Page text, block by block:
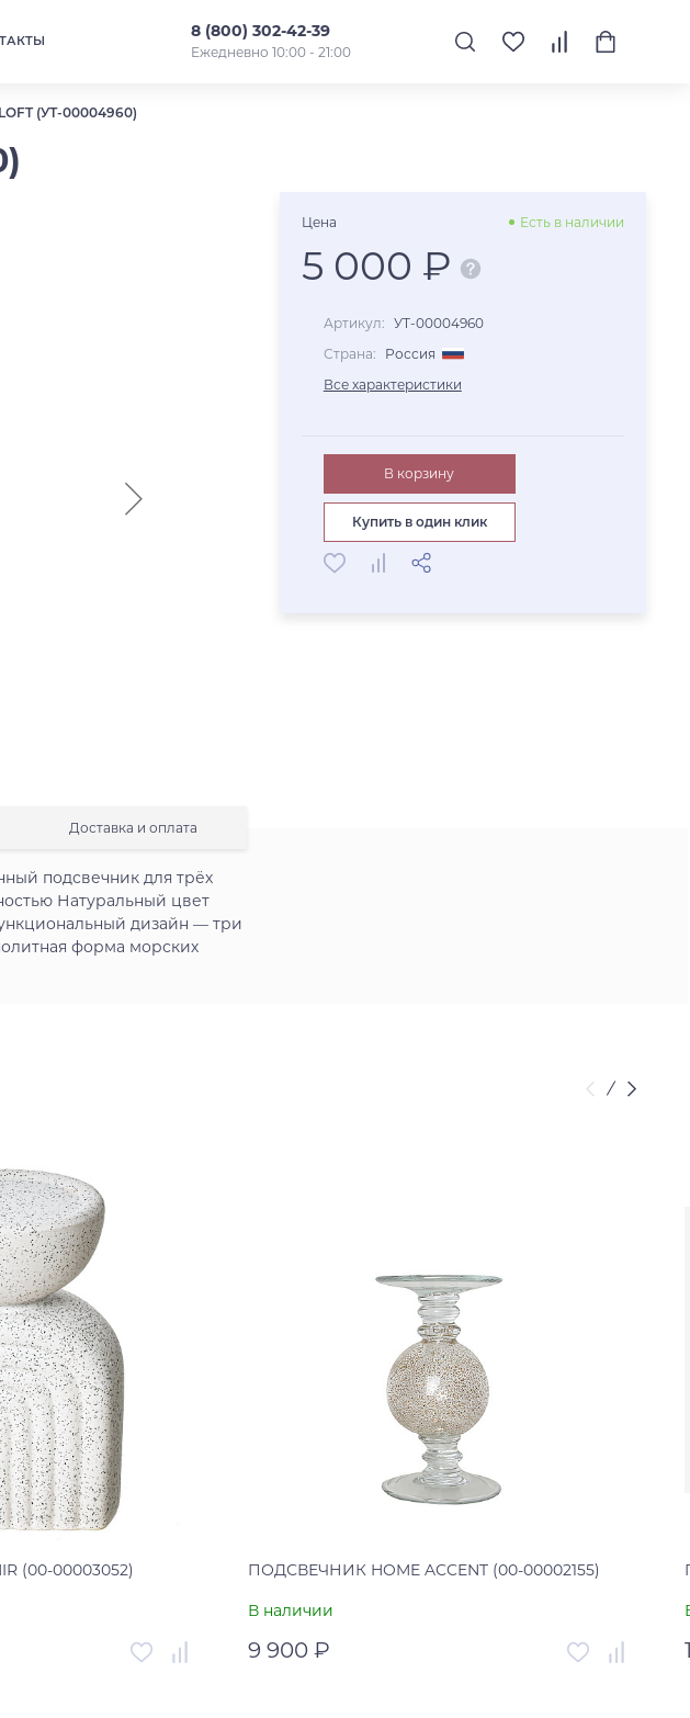
8 (800) 302-42-39
Ежедневно 10:00 - 21:00
(УТ-00004960)
Доставка и оплата
подсвечник для трёх
Натуральный цвет
дизайн — три
форма морских
Цена Есть в наличии
5 000 ₽
Артикул: УТ-00004960
Страна:
Россия
Все характеристики
В корзину
Купить в один клик
(00-00003052) ПОДСВЕЧНИК HOME ACCENT (00-00002155)
В наличии
9 900 ₽